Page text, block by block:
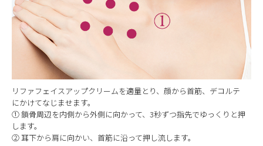
リファフェイスアップクリームを適量とり、顔から首筋、デコルテ
にかけてなじませます。
① 鎖骨周辺を内側から外側に向かって、3秒ずつ指先でゆっくりと押
します。
② 耳下から肩に向かい、首筋に沿って押し流します。